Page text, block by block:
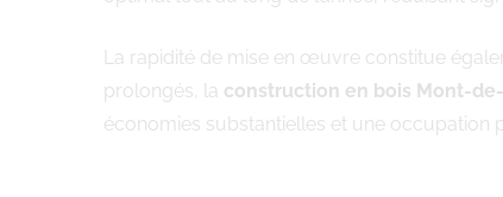
La rapidité de mise en œuvre constitue
prolongés, la construction en bois Mont-de-
économies substantielles et une